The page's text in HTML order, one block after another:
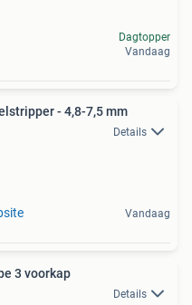
Dagtopper
Vandaag
- 4,8-7,5 mm
Details
Vandaag
3 voorkap
Details